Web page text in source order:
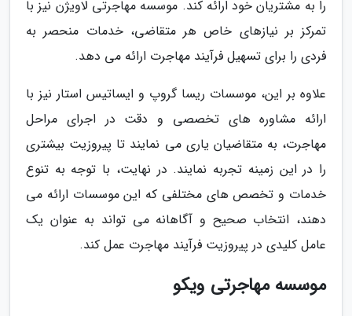
را به مشتریان خود ارائه کند. موسسه مهاجرتی لاویژن نیز با
تمرکز بر نیازهای خاص هر متقاضی، خدمات منحصر به
فردی را برای تسهیل فرآیند مهاجرت ارائه می دهد.
علاوه بر این، موسسات ریسا گروپ و ایساتیس استار نیز با
ارائه مشاوره های تخصصی و دقت در اجرای مراحل
مهاجرت، به متقاضیان یاری می نمایند تا پیروزیت بیشتری
را در این زمینه تجربه نمایند. در نهایت، با توجه به تنوع
خدمات و تخصص های مختلفی که این موسسات ارائه می
دهند، انتخاب صحیح و آگاهانه می تواند به عنوان یک
عامل کلیدی در پیروزیت فرآیند مهاجرت عمل کند.
موسسه مهاجرتی ویکو